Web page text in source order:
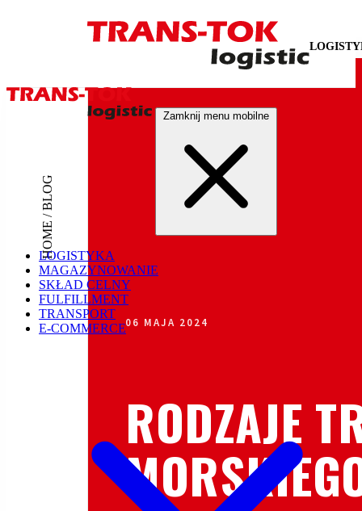
Zamknij menu mobilne
LOGISTYKA
MAGAZYNOWANIE
SKŁAD CELNY
FULFILLMENT
TRANSPORT
E-COMMERCE
HOME / BLOG
06 MAJA 2024
RODZAJE